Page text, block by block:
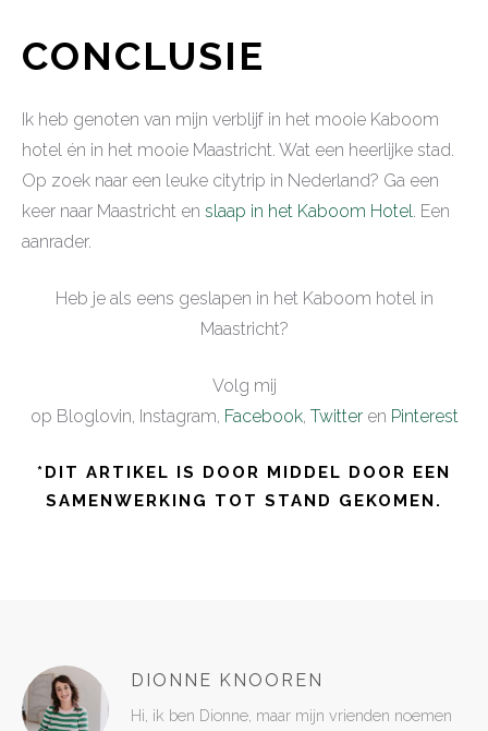
CONCLUSIE
Ik heb genoten van mijn verblijf in het mooie Kaboom
hotel én in het mooie Maastricht. Wat een heerlijke stad.
Op zoek naar een leuke citytrip in Nederland? Ga een
keer naar Maastricht en slaap in het Kaboom Hotel. Een
aanrader.
Heb je als eens geslapen in het Kaboom hotel in
Maastricht?
Volg mij
op Bloglovin, Instagram, Facebook, Twitteren Pinterest
*DIT ARTIKEL IS DOOR MIDDEL DOOR EEN
SAMENWERKING TOT STAND GEKOMEN.
DIONNE KNOOREN
Hi, ik ben Dionne, maar mijn vrienden noemen